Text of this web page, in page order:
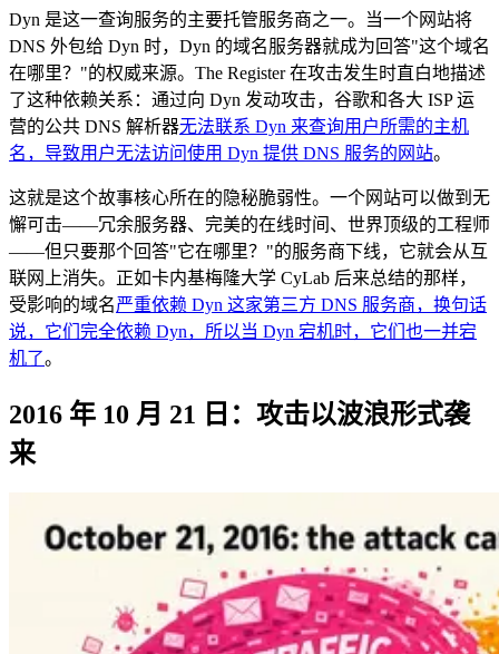
Dyn 是这一查询服务的主要托管服务商之一。当一个网站将
DNS 外包给 Dyn 时，Dyn 的域名服务器就成为回答"这个域名
在哪里？"的权威来源。The Register 在攻击发生时直白地描述
了这种依赖关系：通过向 Dyn 发动攻击，谷歌和各大 ISP 运
营的公共 DNS 解析器无法联系 Dyn 来查询用户所需的主机
名，导致用户无法访问使用 Dyn 提供 DNS 服务的网站。
这就是这个故事核心所在的隐秘脆弱性。一个网站可以做到无
懈可击——冗余服务器、完美的在线时间、世界顶级的工程师
——但只要那个回答"它在哪里？"的服务商下线，它就会从互
联网上消失。正如卡内基梅隆大学 CyLab 后来总结的那样，
受影响的域名严重依赖 Dyn 这家第三方 DNS 服务商，换句话
说，它们完全依赖 Dyn，所以当 Dyn 宕机时，它们也一并宕
机了。
2016 年 10 月 21 日：攻击以波浪形式袭
来